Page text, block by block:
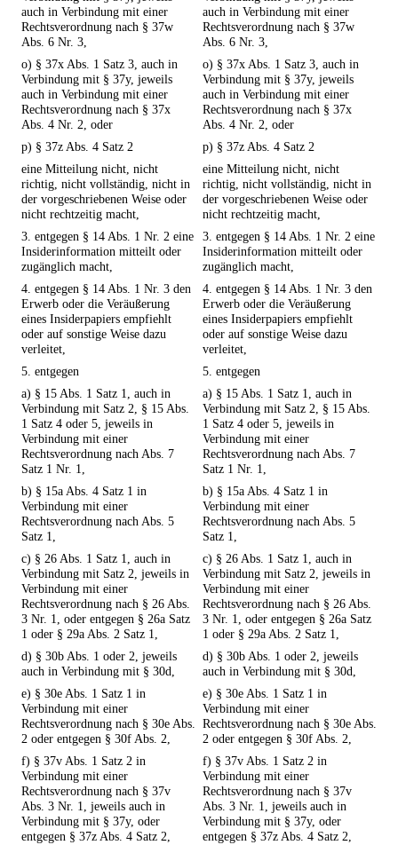
auch in Verbindung mit einer
Rechtsverordnung nach § 37w
Abs. 6 Nr. 3,
auch in Verbindung mit einer
Rechtsverordnung nach § 37w
Abs. 6 Nr. 3,
o) § 37x Abs. 1 Satz 3, auch in
Verbindung mit § 37y, jeweils
auch in Verbindung mit einer
Rechtsverordnung nach § 37x
Abs. 4 Nr. 2, oder
o) § 37x Abs. 1 Satz 3, auch in
Verbindung mit § 37y, jeweils
auch in Verbindung mit einer
Rechtsverordnung nach § 37x
Abs. 4 Nr. 2, oder
p) § 37z Abs. 4 Satz 2
p) § 37z Abs. 4 Satz 2
eine Mitteilung nicht, nicht
richtig, nicht vollständig, nicht in
der vorgeschriebenen Weise oder
nicht rechtzeitig macht,
eine Mitteilung nicht, nicht
richtig, nicht vollständig, nicht in
der vorgeschriebenen Weise oder
nicht rechtzeitig macht,
3. entgegen § 14 Abs. 1 Nr. 2 eine
Insiderinformation mitteilt oder
zugänglich macht,
3. entgegen § 14 Abs. 1 Nr. 2 eine
Insiderinformation mitteilt oder
zugänglich macht,
4. entgegen § 14 Abs. 1 Nr. 3 den
Erwerb oder die Veräußerung
eines Insiderpapiers empfiehlt
oder auf sonstige Weise dazu
verleitet,
4. entgegen § 14 Abs. 1 Nr. 3 den
Erwerb oder die Veräußerung
eines Insiderpapiers empfiehlt
oder auf sonstige Weise dazu
verleitet,
5. entgegen
5. entgegen
a) § 15 Abs. 1 Satz 1, auch in
Verbindung mit Satz 2, § 15 Abs.
1 Satz 4 oder 5, jeweils in
Verbindung mit einer
Rechtsverordnung nach Abs. 7
Satz 1 Nr. 1,
a) § 15 Abs. 1 Satz 1, auch in
Verbindung mit Satz 2, § 15 Abs.
1 Satz 4 oder 5, jeweils in
Verbindung mit einer
Rechtsverordnung nach Abs. 7
Satz 1 Nr. 1,
b) § 15a Abs. 4 Satz 1 in
Verbindung mit einer
Rechtsverordnung nach Abs. 5
Satz 1,
b) § 15a Abs. 4 Satz 1 in
Verbindung mit einer
Rechtsverordnung nach Abs. 5
Satz 1,
c) § 26 Abs. 1 Satz 1, auch in
Verbindung mit Satz 2, jeweils in
Verbindung mit einer
Rechtsverordnung nach § 26 Abs.
3 Nr. 1, oder entgegen § 26a Satz
1 oder § 29a Abs. 2 Satz 1,
c) § 26 Abs. 1 Satz 1, auch in
Verbindung mit Satz 2, jeweils in
Verbindung mit einer
Rechtsverordnung nach § 26 Abs.
3 Nr. 1, oder entgegen § 26a Satz
1 oder § 29a Abs. 2 Satz 1,
d) § 30b Abs. 1 oder 2, jeweils
auch in Verbindung mit § 30d,
d) § 30b Abs. 1 oder 2, jeweils
auch in Verbindung mit § 30d,
e) § 30e Abs. 1 Satz 1 in
Verbindung mit einer
Rechtsverordnung nach § 30e Abs.
2 oder entgegen § 30f Abs. 2,
e) § 30e Abs. 1 Satz 1 in
Verbindung mit einer
Rechtsverordnung nach § 30e Abs.
2 oder entgegen § 30f Abs. 2,
f) § 37v Abs. 1 Satz 2 in
Verbindung mit einer
Rechtsverordnung nach § 37v
Abs. 3 Nr. 1, jeweils auch in
Verbindung mit § 37y, oder
entgegen § 37z Abs. 4 Satz 2,
f) § 37v Abs. 1 Satz 2 in
Verbindung mit einer
Rechtsverordnung nach § 37v
Abs. 3 Nr. 1, jeweils auch in
Verbindung mit § 37y, oder
entgegen § 37z Abs. 4 Satz 2,